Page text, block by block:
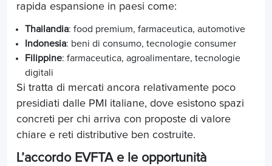
rapida espansione in paesi come:
Thailandia: food premium, farmaceutica, automotive
Indonesia: beni di consumo, tecnologie consumer
Filippine: farmaceutica, agroalimentare, tecnologie
digitali
Si tratta di mercati ancora relativamente poco
presidiati dalle PMI italiane, dove esistono spazi
concreti per chi arriva con proposte di valore
chiare e reti distributive ben costruite.
L’accordo EVFTA e le opportunità